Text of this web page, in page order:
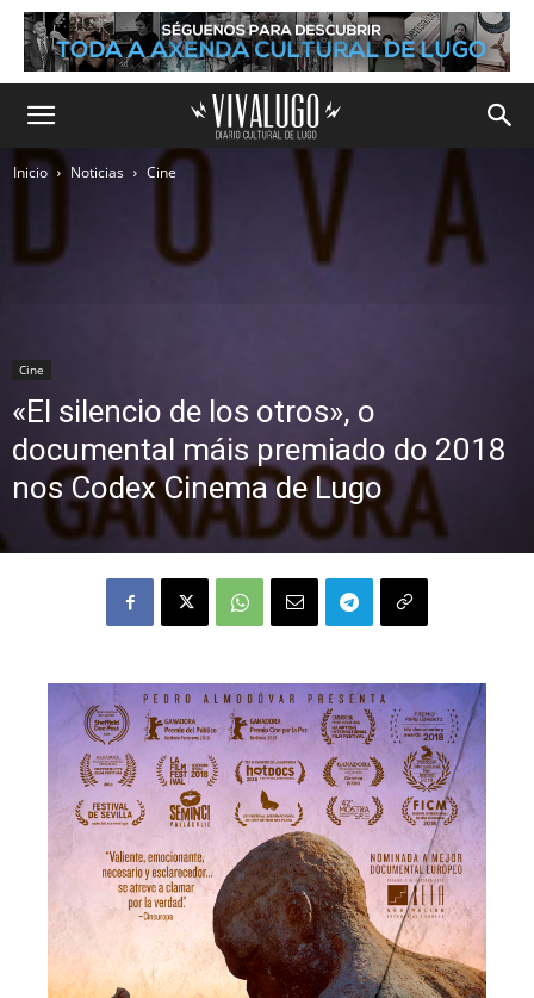
Inicio Noticias Cine
Cine
«El silencio de los otros», o
documental máis premiado do 2018
nos Codex Cinema de Lugo